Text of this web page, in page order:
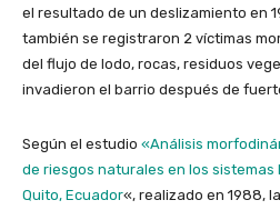
el resultado de un deslizamiento en
también se registraron 2 víctimas
del flujo de lodo, rocas, residuos
invadieron el barrio después de
Según el estudio «Análisis
de riesgos naturales en los sistemas
Quito, Ecuador«, realizado en 1988,